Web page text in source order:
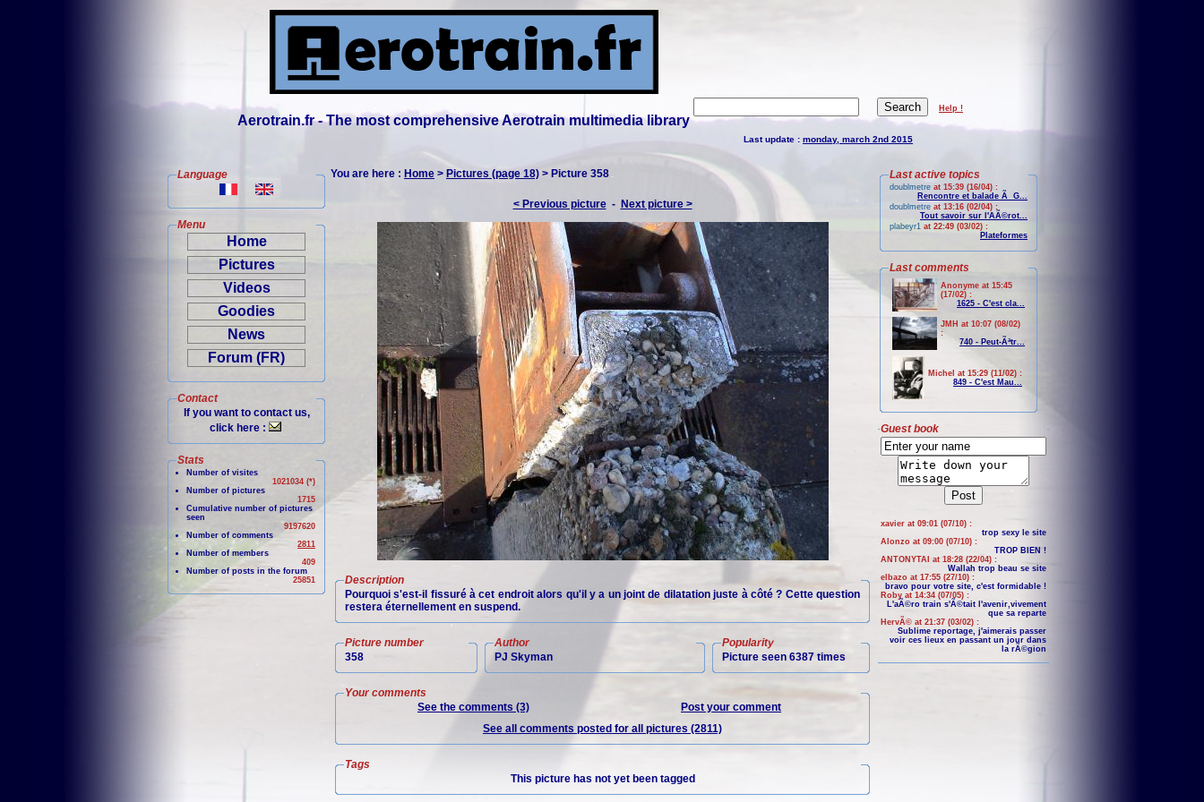
Aerotrain.fr - The most comprehensive Aerotrain multimedia library
Help !
Last update : monday, march 2nd 2015
Language
Menu
Home
Pictures
Videos
Goodies
News
Forum (FR)
Contact
If you want to contact us,
click here :
Stats
Number of visites
1021034 (*)
Number of pictures
1715
Cumulative number of pictures
seen
9197620
Number of comments
2811
Number of members
409
Number of posts in the forum
25851
You are here : Home > Pictures (page 18) > Picture 358
< Previous picture- Next picture >
Description
Pourquoi s'est-il fissuré à cet endroit alors qu'il y a un joint de dilatation juste à côté ? Cette question
restera éternellement en suspend.
Picture number
358
Author
PJ Skyman
Popularity
Picture seen 6387 times
Your comments
See the comments (3)
Post your comment
See all comments posted for all pictures (2811)
Tags
This picture has not yet been tagged
Last active topics
doublmetre at 15:39 (16/04) :
Rencontre et balade Ã G...
doublmetre at 13:16 (02/04) :
Tout savoir sur l'AÃ©rot...
plabeyr1 at 22:49 (03/02) :
Plateformes
Last comments
Anonyme at 15:45
(17/02) :
1625 - C'est cla...
JMH at 10:07 (08/02)
:
740 - Peut-Ãªtr...
Michel at 15:29 (11/02) :
849 - C'est Mau...
Guest book
xavier at 09:01 (07/10) :
trop sexy le site
Alonzo at 09:00 (07/10) :
TROP BIEN !
ANTONYTAI at 18:28 (22/04) :
Wallah trop beau se site
elbazo at 17:55 (27/10) :
bravo pour votre site, c'est formidable !
Roby at 14:34 (07/05) :
L'aÃ©ro train s'Ã©tait l'avenir,vivement
que sa reparte
HervÃ© at 21:37 (03/02) :
Sublime reportage, j'aimerais passer
voir ces lieux en passant un jour dans
la rÃ©gion